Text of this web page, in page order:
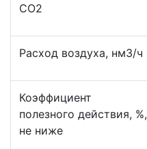
CO2
Расход воздуха, нм3/ч
Коэффициент
полезного действия, %,
не ниже